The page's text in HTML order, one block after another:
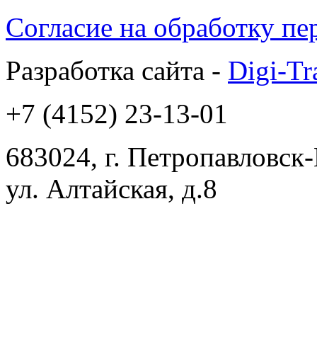
Согласие на обработку
Разработка сайта - Digi-
+7 (4152) 23-13-01
683024, г.
ул. Алтайская, д.8